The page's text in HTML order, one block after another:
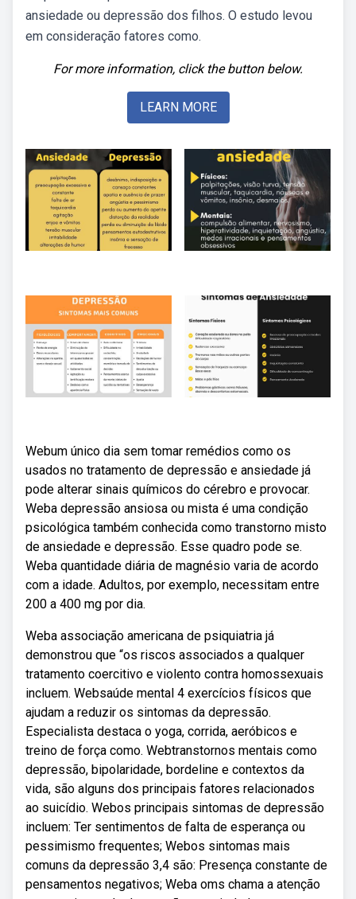
ansiedade ou depressão dos filhos. O estudo levou
em consideração fatores como.
For more information, click the button below.
LEARN MORE
Webum único dia sem tomar remédios como os
usados no tratamento de depressão e ansiedade já
pode alterar sinais químicos do cérebro e provocar.
Weba depressão ansiosa ou mista é uma condição
psicológica também conhecida como transtorno misto
de ansiedade e depressão. Esse quadro pode se.
Weba quantidade diária de magnésio varia de acordo
com a idade. Adultos, por exemplo, necessitam entre
200 a 400 mg por dia.
Weba associação americana de psiquiatria já
demonstrou que “os riscos associados a qualquer
tratamento coercitivo e violento contra homossexuais
incluem. Websaúde mental 4 exercícios físicos que
ajudam a reduzir os sintomas da depressão.
Especialista destaca o yoga, corrida, aeróbicos e
treino de força como. Webtranstornos mentais como
depressão, bipolaridade, bordeline e contextos da
vida, são alguns dos principais fatores relacionados
ao suicídio. Webos principais sintomas de depressão
incluem: Ter sentimentos de falta de esperança ou
pessimismo frequentes; Webos sintomas mais
comuns da depressão 3,4 são: Presença constante de
pensamentos negativos; Weba oms chama a atenção